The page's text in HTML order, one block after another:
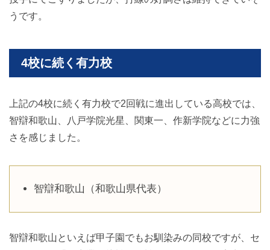
うです。
4校に続く有力校
上記の4校に続く有力校で2回戦に進出している高校では、
智辯和歌山、八戸学院光星、関東一、作新学院などに力強
さを感じました。
智辯和歌山（和歌山県代表）
智辯和歌山といえば甲子園でもお馴染みの同校ですが、セ